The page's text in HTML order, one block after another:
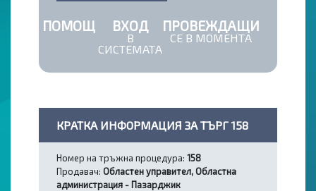
ПОМОЩ ВХОД
В
СИСТЕМАТА
ПРОВЕЖДАЩИ
СЕ В МОМЕНТА
КРАТКА ИНФОРМАЦИЯ ЗА ТЪРГ 158
Номер на тръжна процедура: 158
Продавач: Областен управител, Областна
администрация - Пазарджик